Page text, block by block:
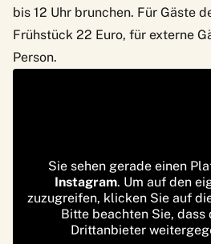
bis 12 Uhr brunchen. Für Gäste
Frühstück 22 Euro, für externe
Person.
Sie sehen gerade einen
Instagram. Um auf den
zuzugreifen, klicken Sie auf
Bitte beachten Sie, dass
Drittanbieter